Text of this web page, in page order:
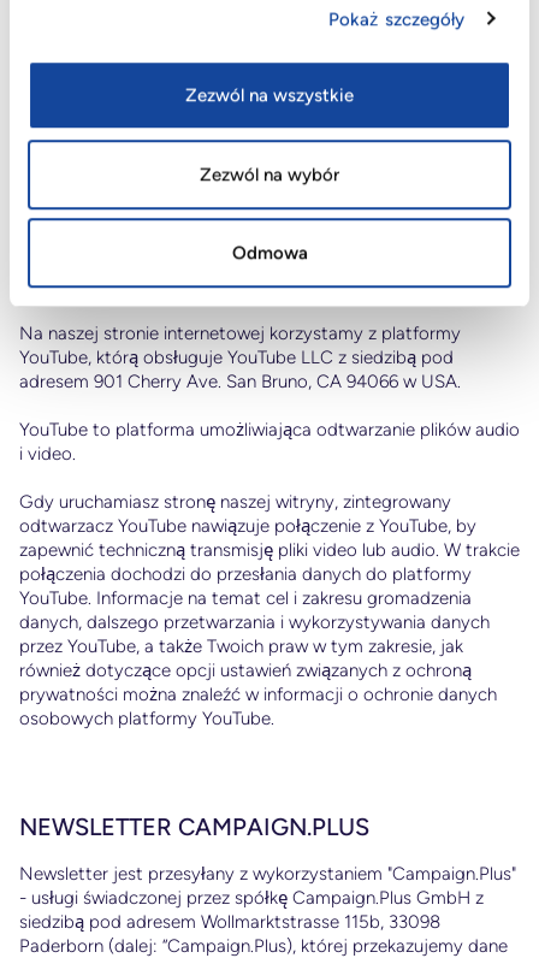
Pokaż szczegóły
Zezwól na wszystkie
Zezwól na wybór
Odmowa
internetowych Adobe Typekit. Typekit to usługa świadczona
przez Adobe. Zapewnia ona czcionki wyświetlane w
przeglądarce internetowej użytkownika po wywołaniu serwera
adres IP przeglądarki internetowej urządzenia końcowego
należącego do użytkownika serwisu internetowego. Więcej
Typekit, która jest dostępna tutaj:
http://www.adobe.com/privacy/typekit.html
YOUTUBE
Na naszej stronie internetowej korzystamy z platformy
YouTube, którą obsługuje YouTube LLC z siedzibą pod
adresem 901 Cherry Ave. San Bruno, CA 94066 w USA.
YouTube to platforma umożliwiająca odtwarzanie plików audio
i video.
Gdy uruchamiasz stronę naszej witryny, zintegrowany
odtwarzacz YouTube nawiązuje połączenie z YouTube, by
zapewnić techniczną transmisję pliki video lub audio. W trakcie
połączenia dochodzi do przesłania danych do platformy
YouTube. Informacje na temat cel i zakresu gromadzenia
danych, dalszego przetwarzania i wykorzystywania danych
przez YouTube, a także Twoich praw w tym zakresie, jak
również dotyczące opcji ustawień związanych z ochroną
prywatności można znaleźć w informacji o ochronie danych
osobowych platformy YouTube.
NEWSLETTER CAMPAIGN.PLUS
Newsletter jest przesyłany z wykorzystaniem "Campaign.Plus"
- usługi świadczonej przez spółkę Campaign.Plus GmbH z
siedzibą pod adresem Wollmarktstrasse 115b, 33098
Paderborn (dalej: “Campaign.Plus), której przekazujemy dane